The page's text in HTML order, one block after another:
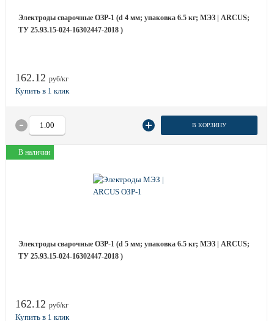
Электроды сварочные ОЗР-1 (d 4 мм; упаковка 6.5 кг; МЭЗ | ARCUS;
ТУ 25.93.15-024-16302447-2018 )
162.12 руб/кг
В КОРЗИНУ
В наличии
Электроды сварочные ОЗР-1 (d 5 мм; упаковка 6.5 кг; МЭЗ | ARCUS;
ТУ 25.93.15-024-16302447-2018 )
162.12 руб/кг